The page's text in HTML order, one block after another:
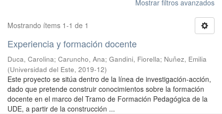
Mostrar filtros avanzados
Mostrando ítems 1-1 de 1
Experiencia y formación docente
Duca, Carolina; Caruncho, Ana; Gandini, Fiorella; Nuñez, Emilia
(Universidad del Este, 2019-12)
Este proyecto se sitúa dentro de la línea de investigación-acción,
dado que pretende construir conocimientos sobre la formación
docente en el marco del Tramo de Formación Pedagógica de la
UDE, a partir de la construcción ...